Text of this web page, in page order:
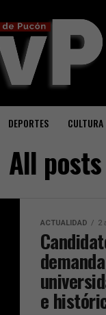
DEPORTES CULTURA
All
ACTUALIDAD 2
e